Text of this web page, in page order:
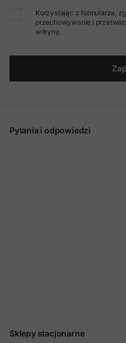
Korzystając z formularza,
przechowywanie i
witrynę.
Sklepy stacjonarne
Pytania i odpowiedzi